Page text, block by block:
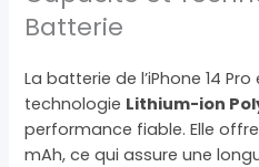
Batterie
La batterie de l’iPhone 14
technologie Lithium-ion
performance fiable. Elle
mAh, ce qui assure une